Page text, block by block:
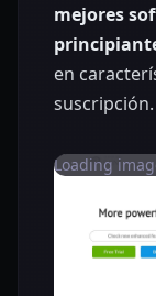
mejores
en
suscripción.
Loading